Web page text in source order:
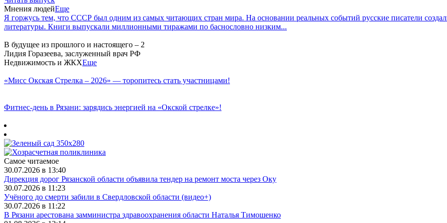
Мнения людейЕще
Я горжусь тем, что СССР был одним из самых читающих стран мира. На основании реальных событий русские писатели
литературы. Книги выпускали миллионными тиражами по баснословно низким...
В будущее из прошлого и настоящего – 2
Лидия Горазеева, заслуженный врач РФ
Недвижимость и ЖКХЕще
«Мисс Окская Стрелка – 2026» — торопитесь стать участницами!
Фитнес‑день в Рязани: зарядись энергией на «Окской стрелке»!
Самое читаемое
30.07.2026 в 13:40
Дирекция дорог Рязанской области объявила тендер на ремонт моста через Оку
30.07.2026 в 11:23
Учёного до смерти забили в Свердловской области (видео+)
30.07.2026 в 11:22
В Рязани арестована замминистра здравоохранения области Наталья Тимошенко